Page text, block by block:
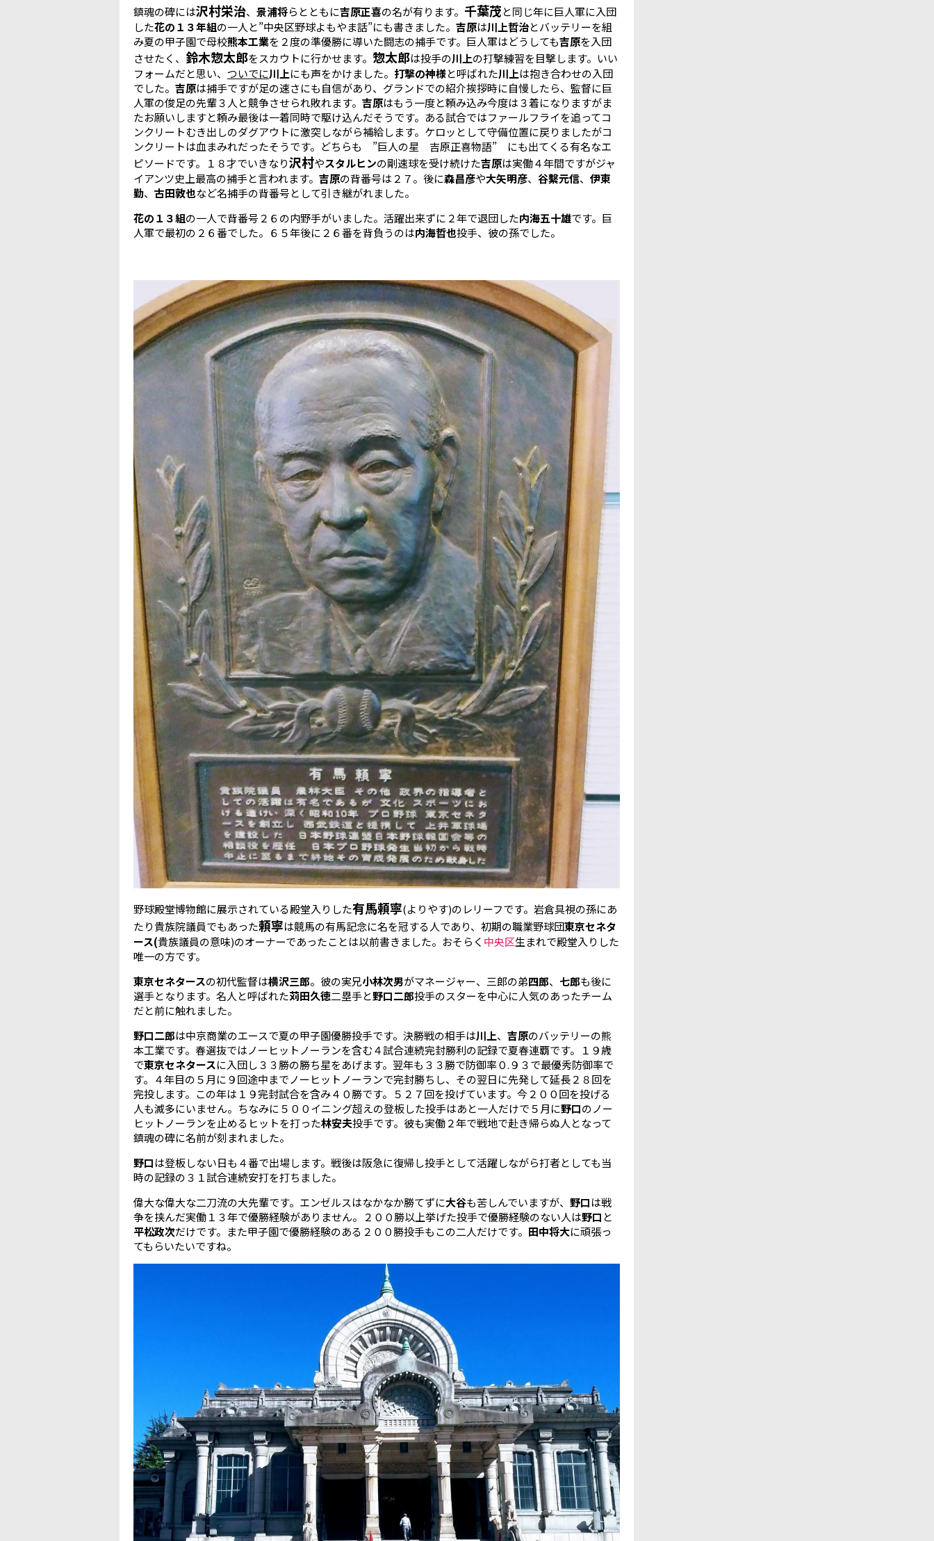
鎮魂の碑には沢村栄治、 景浦将らとともに吉原正喜の名が有ります。 千葉茂と同じ年に巨人軍に入団
した花の１３年組の一人と”中央区野球よもやま話”にも書きました。 吉原は川上哲治とバッテリーを組
み夏の甲子園で母校熊本工業を２度の準優勝に導いた闘志の捕手です。巨人軍はどうしても吉原を入団
させたく、 鈴木惣太郎をスカウトに行かせます。 惣太郎は投手の川上の打撃練習を目撃します。いい
フォームだと思い、 ついでに川上にも声をかけました。 打撃の神様と呼ばれた川上は抱き合わせの入団
でした。 吉原は捕手ですが足の速さにも自信があり、グランドでの紹介挨拶時に自慢したら、監督に巨
人軍の俊足の先輩３人と競争させられ敗れます。 吉原はもう一度と頼み込み今度は３着になりますがま
たお願いしますと頼み最後は一着同時で駆け込んだそうです。ある試合ではファールフライを追ってコ
ンクリートむき出しのダグアウトに激突しながら補給します。ケロッとして守備位置に戻りましたがコ
ンクリートは血まみれだったそうです。どちらも ”巨人の星 吉原正喜物語” にも出てくる有名なエ
ピソードです。１８才でいきなり沢村やスタルヒンの剛速球を受け続けた吉原は実働４年間ですがジャ
イアンツ史上最高の捕手と言われます。 吉原の背番号は２７。後に森昌彦や大矢明彦、 谷繫元信、 伊東
勤、 古田敦也など名捕手の背番号として引き継がれました。
花の１３組の一人で背番号２６の内野手がいました。活躍出来ずに２年で退団した内海五十雄です。巨
人軍で最初の２６番でした。６５年後に２６番を背負うのは内海哲也投手、彼の孫でした。
野球殿堂博物館に展示されている殿堂入りした有馬頼寧(よりやす)のレリーフです。岩倉具視の孫にあ
たり貴族院議員でもあった頼寧は競馬の有馬記念に名を冠する人であり、初期の職業野球団東京セネタ
ース(貴族議員の意味)のオーナーであったことは以前書きました。おそらく 中央区生まれで殿堂入りした
唯一の方です。
東京セネタースの初代監督は横沢三郎。彼の実兄小林次男がマネージャー、三郎の弟四郎、 七郎も後に
選手となります。名人と呼ばれた苅田久徳二塁手と野口二郎投手のスターを中心に人気のあったチーム
だと前に触れました。
野口二郎は中京商業のエースで夏の甲子園優勝投手です。決勝戦の相手は川上、 吉原のバッテリーの熊
本工業です。春選抜ではノーヒットノーランを含む４試合連続完封勝利の記録で夏春連覇です。１９歳
で東京セネタースに入団し３３勝の勝ち星をあげます。翌年も３３勝で防御率０.９３で最優秀防御率で
す。４年目の５月に９回途中までノーヒットノーランで完封勝ちし、その翌日に先発して延長２８回を
完投します。この年は１９完封試合を含み４０勝です。５２７回を投げています。今２００回を投げる
人も滅多にいません。ちなみに５００イニング超えの登板した投手はあと一人だけで５月に野口のノー
ヒットノーランを止めるヒットを打った林安夫投手です。彼も実働２年で戦地で赴き帰らぬ人となって
鎮魂の碑に名前が刻まれました。
野口は登板しない日も４番で出場します。戦後は阪急に復帰し投手として活躍しながら打者としても当
時の記録の３１試合連続安打を打ちました。
偉大な偉大な二刀流の大先輩です。エンゼルスはなかなか勝てずに大谷も苦しんでいますが、 野口は戦
争を挟んだ実働１３年で優勝経験がありません。２００勝以上挙げた投手で優勝経験のない人は野口 と
平松政次だけです。また甲子園で優勝経験のある２００勝投手もこの二人だけです。 田中将大に頑張っ
てもらいたいですね。